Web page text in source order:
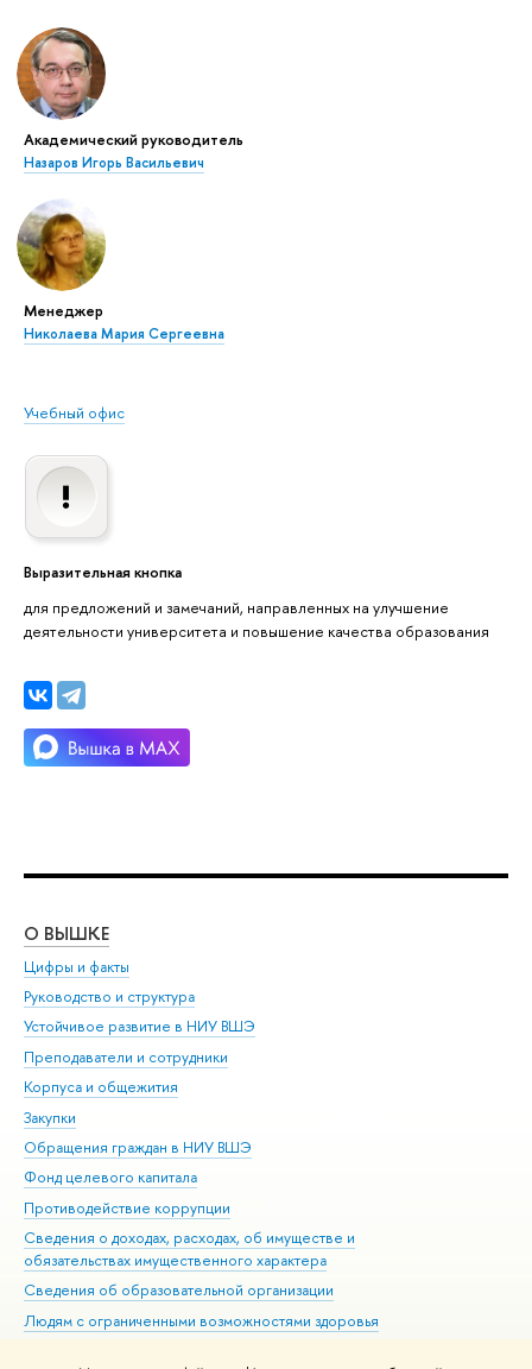
Академический руководитель
Назаров Игорь Васильевич
Менеджер
Николаева Мария Сергеевна
Учебный офис
Выразительная кнопка
для предложений и замечаний, направленных на улучшение
деятельности университета и повышение качества образования
О ВЫШКЕ
Цифры и факты
Руководство и структура
Устойчивое развитие в НИУ ВШЭ
Преподаватели и сотрудники
Корпуса и общежития
Закупки
Обращения граждан в НИУ ВШЭ
Фонд целевого капитала
Противодействие коррупции
Сведения о доходах, расходах, об имуществе и
обязательствах имущественного характера
Сведения об образовательной организации
Людям с ограниченными возможностями здоровья